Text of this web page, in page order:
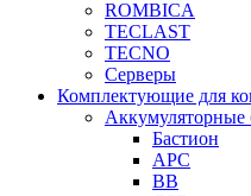
ROMBICA
TECLAST
TECNO
Серверы
Комплектующие для
Аккумуляторные
Бастион
APC
BB